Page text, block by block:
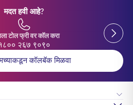
मदत हवी आहे?
टोल फ्री वर कॉल करा
२६७ ९०९०
Previous
कॉलबॅक मिळवा